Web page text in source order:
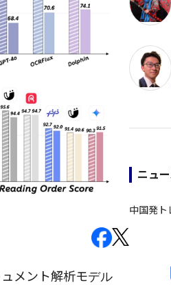
メント解析モデル
ニュ
中国発ト